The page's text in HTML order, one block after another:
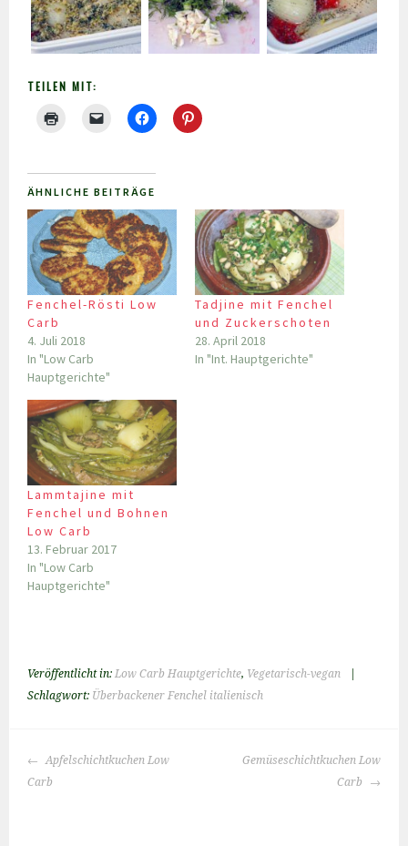
TEILEN MIT:
ÄHNLICHE BEITRÄGE
Fenchel-Rösti Low
Carb
4. Juli 2018
In "Low Carb
Hauptgerichte"
Tadjine mit Fenchel
und Zuckerschoten
28. April 2018
In "Int. Hauptgerichte"
Lammtajine mit
Fenchel und Bohnen
Low Carb
13. Februar 2017
In "Low Carb
Hauptgerichte"
Veröffentlicht in: Low Carb Hauptgerichte, Vegetarisch-vegan
Schlagwort: Überbackener Fenchel italienisch
BEITRAGS-
NAVIGATION
Apfelschichtkuchen Low
Carb
Gemüseschichtkuchen Low
Carb